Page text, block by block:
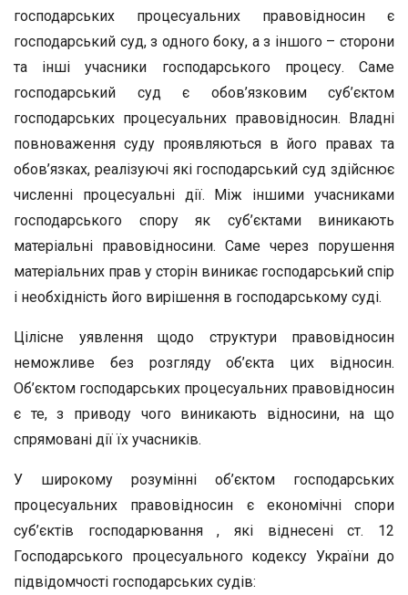
господарських процесуальних правовідносин є
господарський суд, з одного боку, а з іншого – сторони
та інші учасники господарського процесу. Саме
господарський суд є обов’язковим суб’єктом
господарських процесуальних правовідносин. Владні
повноваження суду проявляються в його правах та
обов’язках, реалізуючі які господарський суд здійснює
численні процесуальні дії. Між іншими учасниками
господарського спору як суб’єктами виникають
матеріальні правовідносини. Саме через порушення
матеріальних прав у сторін виникає господарський спір
і необхідність його вирішення в господарському суді.
Цілісне уявлення щодо структури правовідносин
неможливе без розгляду об’єкта цих відносин.
Об’єктом господарських процесуальних правовідносин
є те, з приводу чого виникають відносини, на що
спрямовані дії їх учасників.
У широкому розумінні об’єктом господарських
процесуальних правовідносин є економічні спори
суб’єктів господарювання , які віднесені ст. 12
Господарського процесуального кодексу України до
підвідомчості господарських судів: